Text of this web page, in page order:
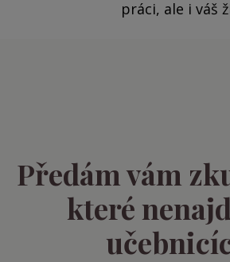
práci, ale i váš
Předám vám
které